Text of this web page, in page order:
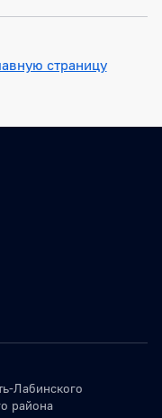
страницу
Лабинского
района